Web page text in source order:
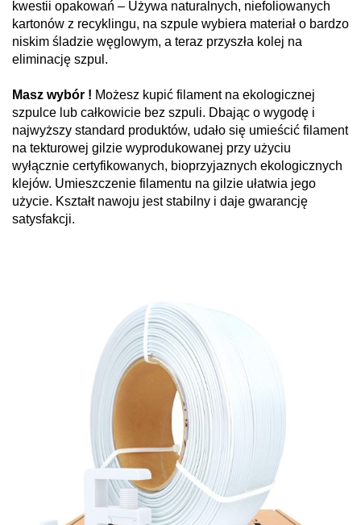
kwestii opakowań – Używa naturalnych, niefoliowanych
kartonów z recyklingu, na szpule wybiera materiał o bardzo
niskim śladzie węglowym, a teraz przyszła kolej na
eliminację szpul.
Masz wybór ! Możesz kupić filament na ekologicznej
szpulce lub całkowicie bez szpuli. Dbając o wygodę i
najwyższy standard produktów, udało się umieścić filament
na tekturowej gilzie wyprodukowanej przy użyciu
wyłącznie certyfikowanych, bioprzyjaznych ekologicznych
klejów. Umieszczenie filamentu na gilzie ułatwia jego
użycie. Kształt nawoju jest stabilny i daje gwarancję
satysfakcji.